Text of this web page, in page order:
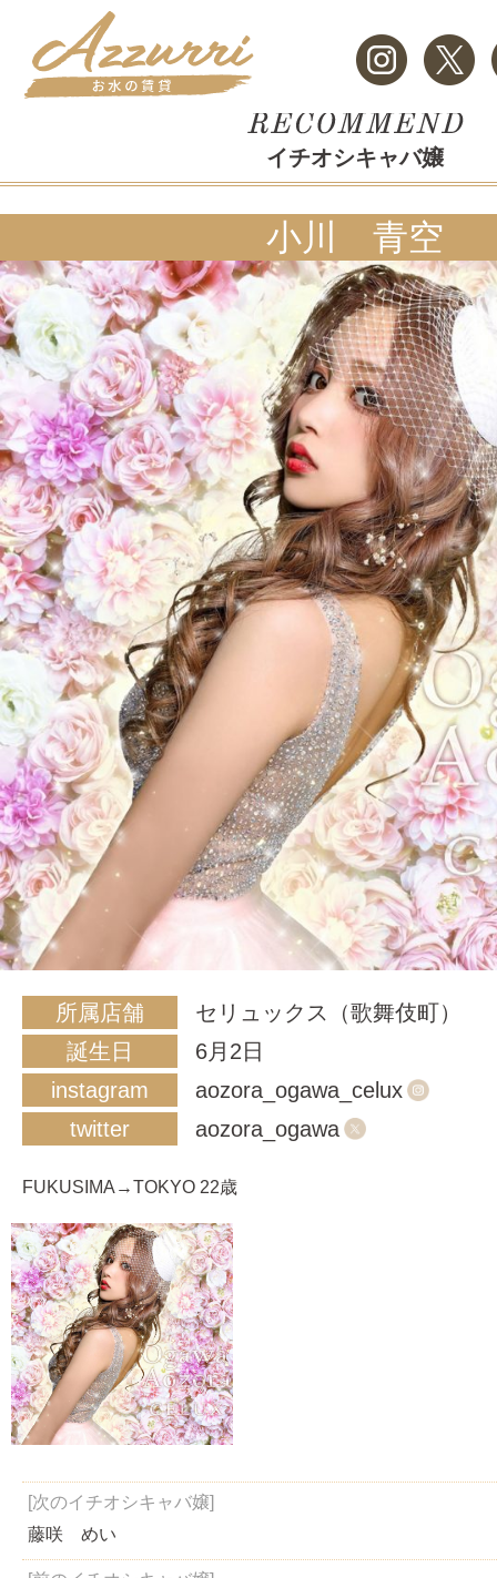
イチオシキャバ嬢
小川 青空
所属店舗
セリュックス（歌舞伎町）
誕生日
6月2日
instagram
aozora_ogawa_celux
twitter
aozora_ogawa
FUKUSIMA→TOKYO 22歳
[次のイチオシキャバ嬢]
藤咲 めい